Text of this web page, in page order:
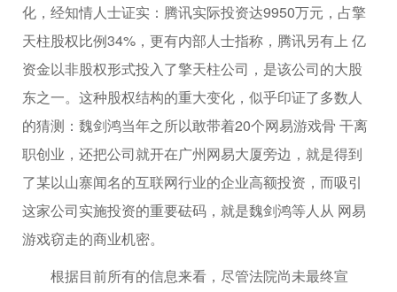
化，经知情人士证实：腾讯实际投资达9950万元，占擎
天柱股权比例34%，更有内部人士指称，腾讯另有上 亿
资金以非股权形式投入了擎天柱公司，是该公司的大股
东之一。这种股权结构的重大变化，似乎印证了多数人
的猜测：魏剑鸿当年之所以敢带着20个网易游戏骨 干离
职创业，还把公司就开在广州网易大厦旁边，就是得到
了某以山寨闻名的互联网行业的企业高额投资，而吸引
这家公司实施投资的重要砝码，就是魏剑鸿等人从 网易
游戏窃走的商业机密。
根据目前所有的信息来看，尽管法院尚未最终宣